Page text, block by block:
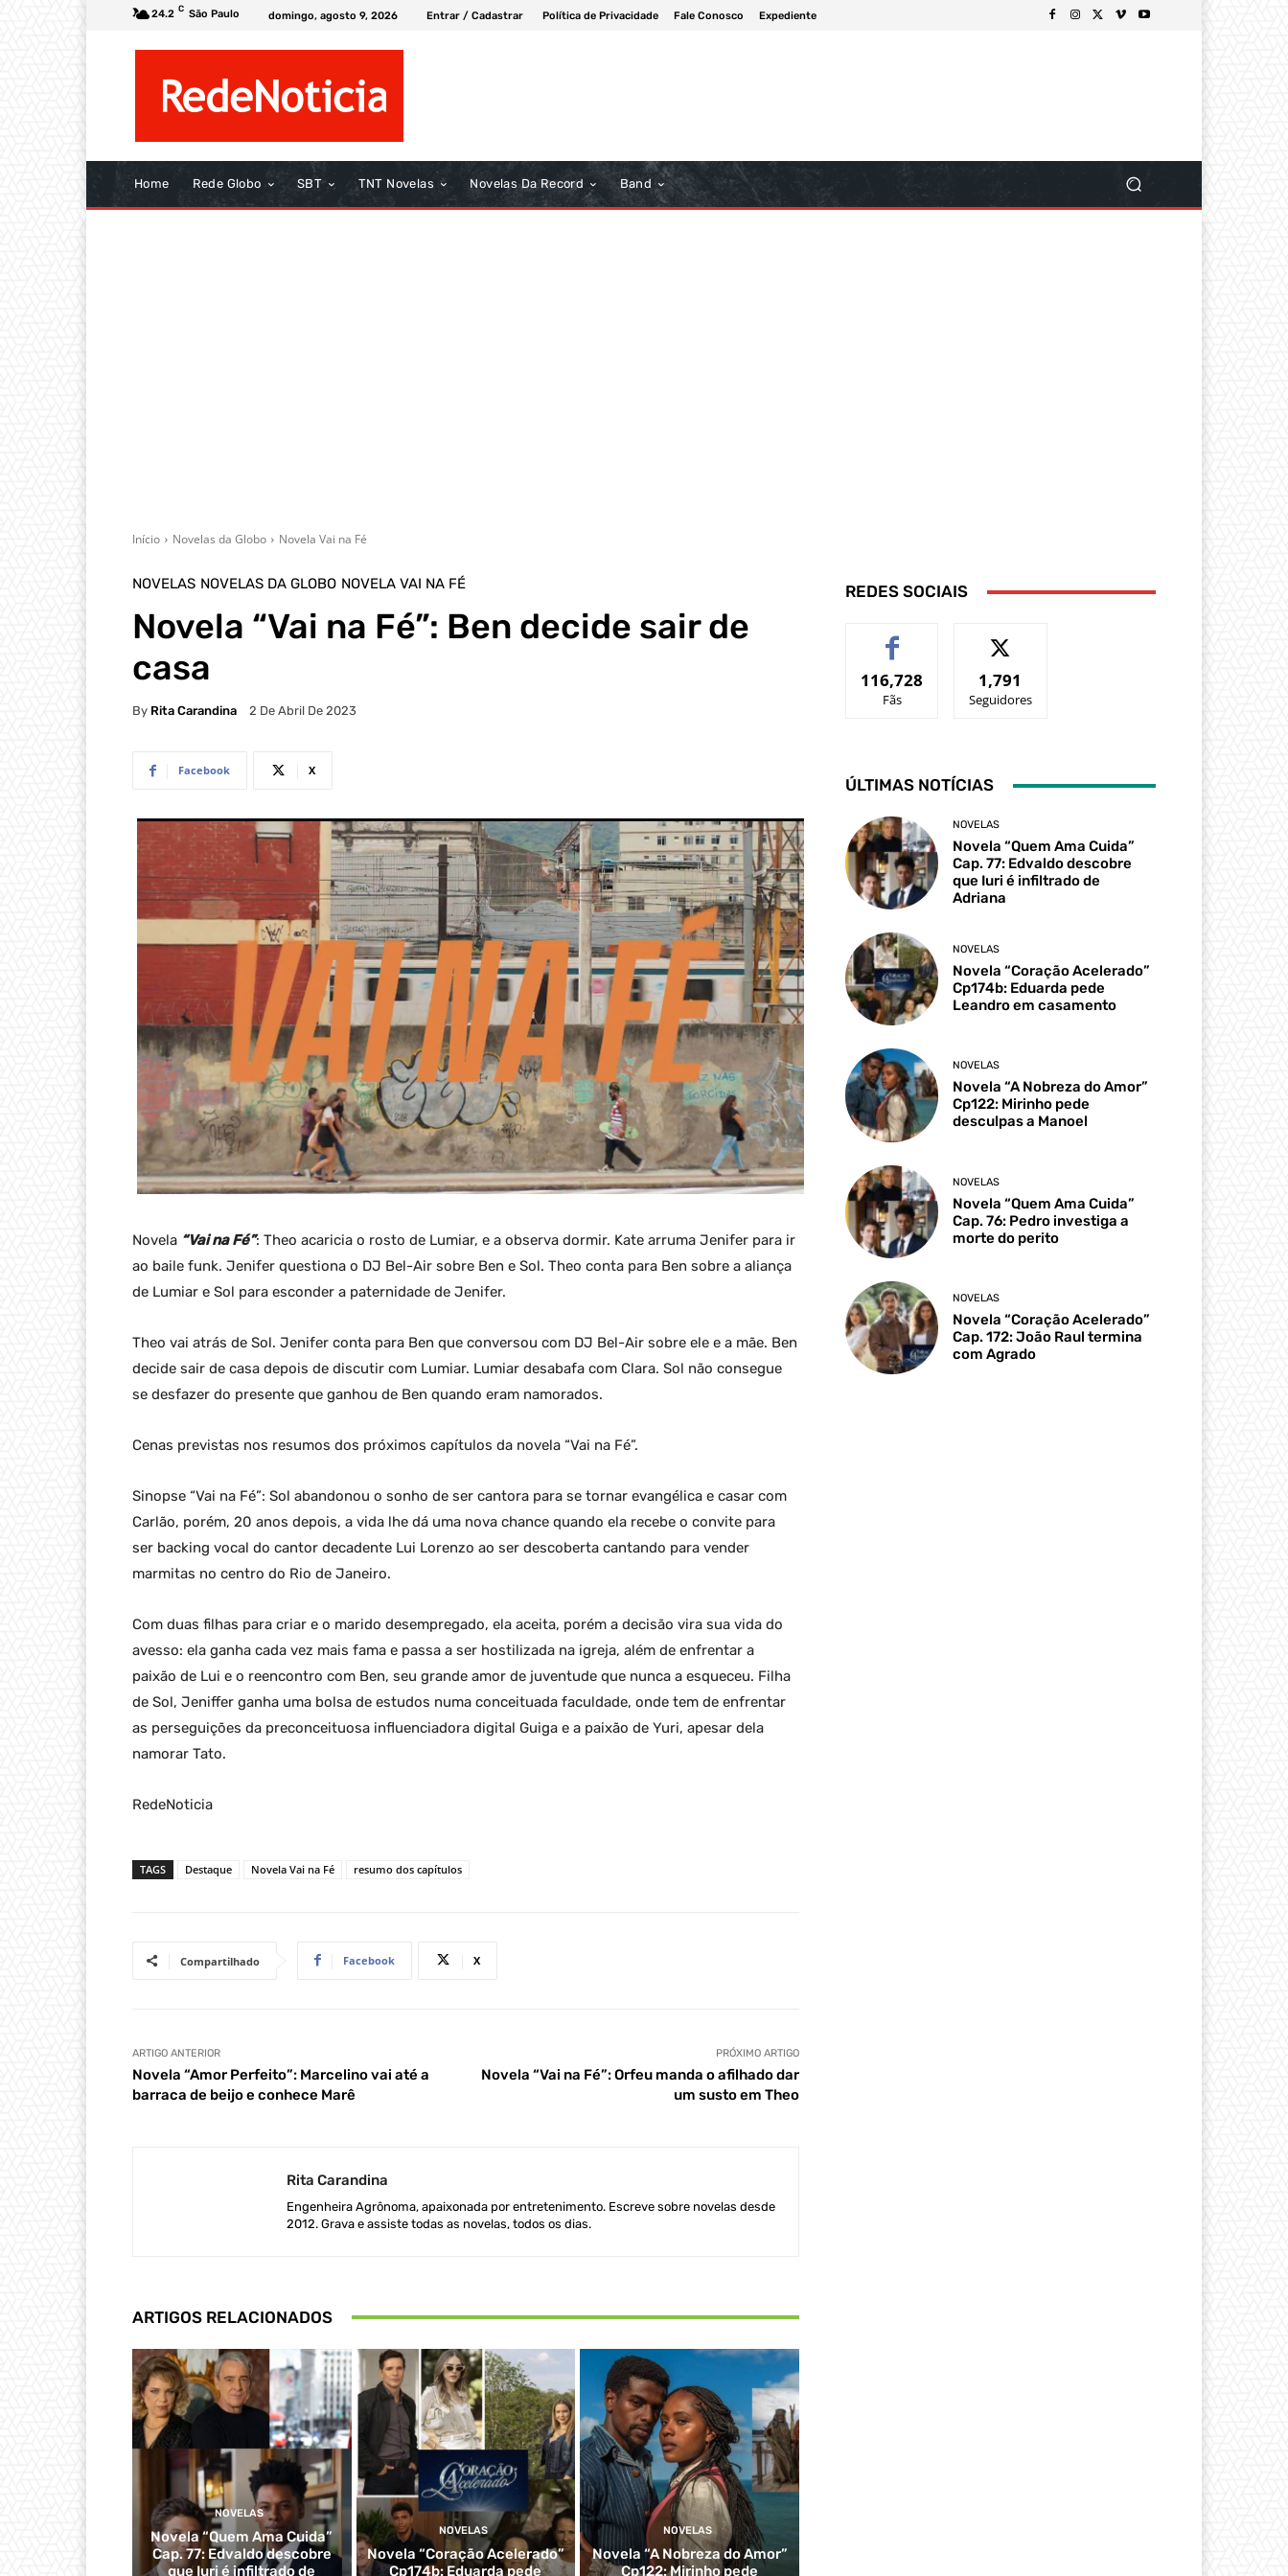
24.2 C São Paulo domingo, agosto 9, 2026 Entrar / Cadastrar Política de Privacidade Fale Conosco Expediente
Home Rede Globo SBT TNT Novelas Novelas Da Record Band
Início Novelas da Globo Novela Vai na Fé
NOVELAS NOVELAS DA GLOBO NOVELA VAI NA FÉ
Novela “Vai na Fé”: Ben decide sair de
casa
By Rita Carandina 2 De Abril De 2023
Facebook X
Novela “Vai na Fé”: Theo acaricia o rosto de Lumiar, e a observa dormir. Kate arruma Jenifer para ir
ao baile funk. Jenifer questiona o DJ Bel-Air sobre Ben e Sol. Theo conta para Ben sobre a aliança
de Lumiar e Sol para esconder a paternidade de Jenifer.
Theo vai atrás de Sol. Jenifer conta para Ben que conversou com DJ Bel-Air sobre ele e a mãe. Ben
decide sair de casa depois de discutir com Lumiar. Lumiar desabafa com Clara. Sol não consegue
se desfazer do presente que ganhou de Ben quando eram namorados.
Cenas previstas nos resumos dos próximos capítulos da novela “Vai na Fé”.
Sinopse “Vai na Fé”: Sol abandonou o sonho de ser cantora para se tornar evangélica e casar com
Carlão, porém, 20 anos depois, a vida lhe dá uma nova chance quando ela recebe o convite para
ser backing vocal do cantor decadente Lui Lorenzo ao ser descoberta cantando para vender
marmitas no centro do Rio de Janeiro.
Com duas filhas para criar e o marido desempregado, ela aceita, porém a decisão vira sua vida do
avesso: ela ganha cada vez mais fama e passa a ser hostilizada na igreja, além de enfrentar a
paixão de Lui e o reencontro com Ben, seu grande amor de juventude que nunca a esqueceu. Filha
de Sol, Jeniffer ganha uma bolsa de estudos numa conceituada faculdade, onde tem de enfrentar
as perseguições da preconceituosa influenciadora digital Guiga e a paixão de Yuri, apesar dela
namorar Tato.
RedeNoticia
TAGS Destaque Novela Vai na Fé resumo dos capítulos
Compartilhado Facebook X
ARTIGO ANTERIOR
Novela “Amor Perfeito”: Marcelino vai até a
barraca de beijo e conhece Marê
PRÓXIMO ARTIGO
Novela “Vai na Fé”: Orfeu manda o afilhado dar
um susto em Theo
Rita Carandina
Engenheira Agrônoma, apaixonada por entretenimento. Escreve sobre novelas desde
2012. Grava e assiste todas as novelas, todos os dias.
ARTIGOS RELACIONADOS
NOVELAS
Novela “Quem Ama Cuida”
Cap. 77: Edvaldo descobre
que Iuri é infiltrado de
NOVELAS
Novela “Coração Acelerado”
Cp174b: Eduarda pede
NOVELAS
Novela “A Nobreza do Amor”
Cp122: Mirinho pede
REDES SOCIAIS
116,728
Fãs
1,791
Seguidores
ÚLTIMAS NOTÍCIAS
NOVELAS
Novela “Quem Ama Cuida”
Cap. 77: Edvaldo descobre
que Iuri é infiltrado de
Adriana
NOVELAS
Novela “Coração Acelerado”
Cp174b: Eduarda pede
Leandro em casamento
NOVELAS
Novela “A Nobreza do Amor”
Cp122: Mirinho pede
desculpas a Manoel
NOVELAS
Novela “Quem Ama Cuida”
Cap. 76: Pedro investiga a
morte do perito
NOVELAS
Novela “Coração Acelerado”
Cap. 172: João Raul termina
com Agrado